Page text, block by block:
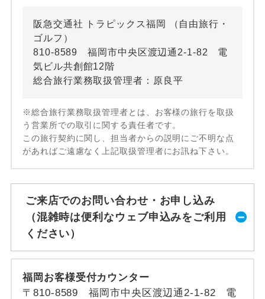
阪急交通社 トラピックス福岡 （自由旅行・
ゴルフ）
810-8589 福岡市中央区渡辺通2-1-82 電
気ビル共創館12階
総合旅行業務取扱管理者：原良平
※総合旅行業務取扱管理者とは、お客様の旅行を取扱
う営業所での取引に関する責任者です。
この旅行契約に関し、担当者からの説明にご不明な点
があればご遠慮なく上記取扱管理者にお訊ね下さい。
ご来店でのお問い合わせ・お申し込み
（混雑時は便利なウェブ申込みをご利用
ください）
福岡お客様受付カウンター
〒810-8589 福岡市中央区渡辺通2-1-82 電